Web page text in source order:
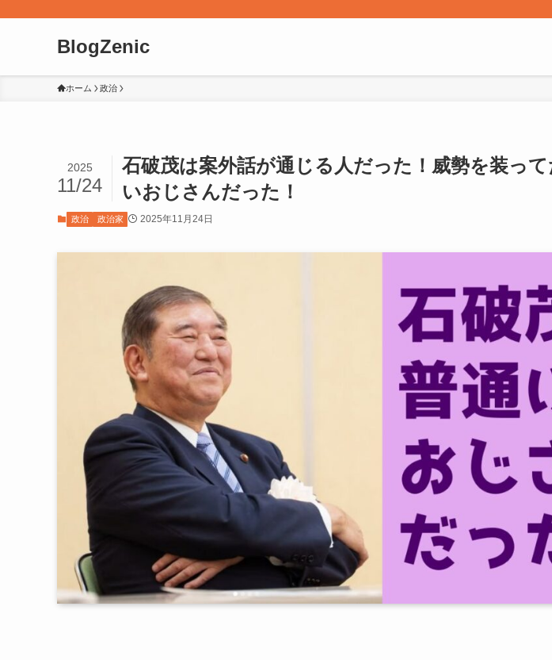
BlogZenic
ホーム 政治
石破茂は案外話が通じる人だった！威勢を装っ
いおじさんだった！
2025
11/24
政治 政治家 2025年11月24日